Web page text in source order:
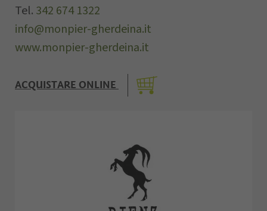
Tel. 342 674 1322
info@monpier-gherdeina.it
www.monpier-gherdeina.it
ACQUISTARE ONLINE